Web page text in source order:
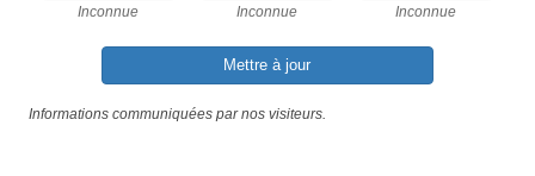
Inconnue Inconnue Inconnue
Mettre à jour
Informations communiquées par nos visiteurs.